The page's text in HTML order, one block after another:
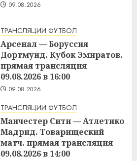
09.08.2026
ТРАНСЛЯЦИИ ФУТБОЛ
Арсенал — Боруссия
Дортмунд. Кубок Эмиратов.
прямая трансляция
09.08.2026 в 16:00
09.08.2026
ТРАНСЛЯЦИИ ФУТБОЛ
Манчестер Сити — Атлетико
Мадрид. Товарищеский
матч. прямая трансляция
09.08.2026 в 14:00